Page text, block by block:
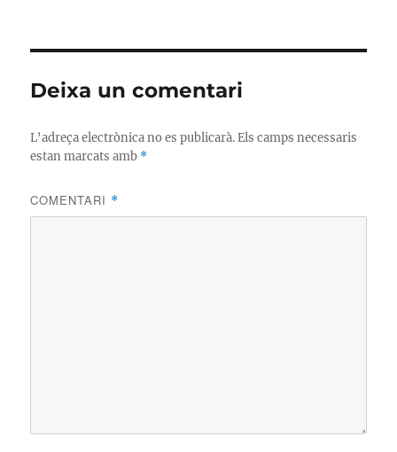
Deixa un comentari
L'adreça electrònica no es publicarà. Els camps necessaris
estan marcats amb *
COMENTARI *